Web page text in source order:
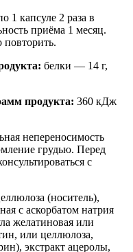
1 капсуле 2 раза в
приёма 1 месяц.
белки — 14 г,
продукта: 360 кДж
непереносимость
грудью. Перед
с
(носитель),
с аскорбатом натрия
желатиновая или
или целлюлоза,
экстракт ацеролы,